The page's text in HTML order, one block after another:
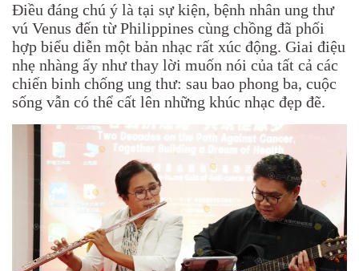
Điều đáng chú ý là tại sự kiện, bệnh nhân ung thư
vú Venus đến từ Philippines cùng chồng đã phối
hợp biểu diễn một bản nhạc rất xúc động. Giai điệu
nhẹ nhàng ấy như thay lời muốn nói của tất cả các
chiến binh chống ung thư: sau bao phong ba, cuộc
sống vẫn có thể cất lên những khúc nhạc đẹp đẽ.